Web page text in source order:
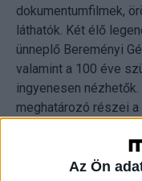
Az Ön
dokumentumfilmek,
láthatók. Két élő
ünneplő Bereményi
valamint a 100 éve
ingyenesen
meghatározó részei a
Fehérlófia, a Hugó, a
erdő kapitánya vagy